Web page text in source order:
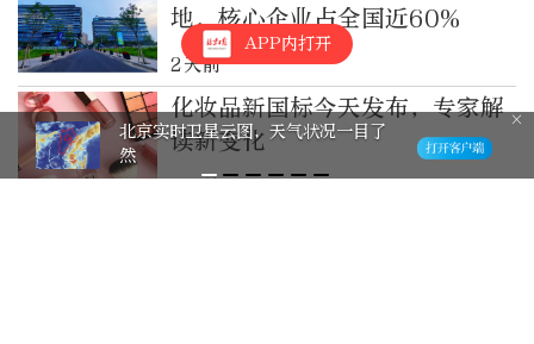
地，核心企业占全国近60%
2天前
化妆品新国标今天发布，专家解
读新变化
APP内打开
北京实时卫星云图，天气状况一目了
然